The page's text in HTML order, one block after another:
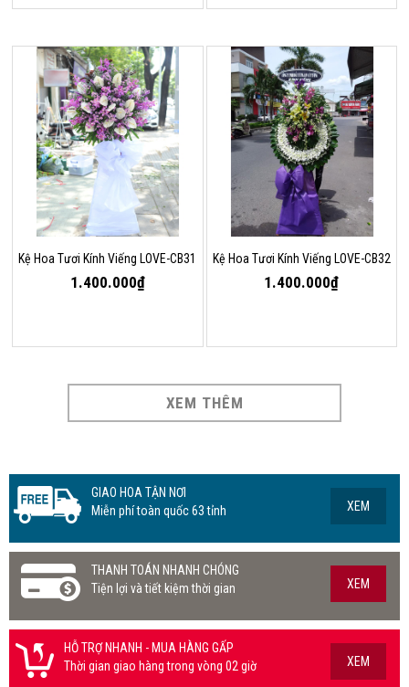
Kệ Hoa Tươi Kính Viếng LOVE-CB31
1.400.000₫
Kệ Hoa Tươi Kính Viếng LOVE-CB32
1.400.000₫
XEM THÊM
GIAO HOA TẬN NƠI
Miễn phí toàn quốc 63 tỉnh
XEM
THANH TOÁN NHANH CHÓNG
Tiện lợi và tiết kiệm thời gian
XEM
HỖ TRỢ NHANH - MUA HÀNG GẤP
Thời gian giao hàng trong vòng 02 giờ
XEM